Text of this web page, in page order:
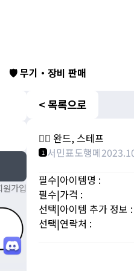
🛡️ 무기・장비 판매
원가입
< 목록으로
🧙‍♀️ 완드, 스테프
1 서민표도행메
필수|아이템명 :
필수|가격 :
선택|아이템 추가 정보 :
선택|연락처 :